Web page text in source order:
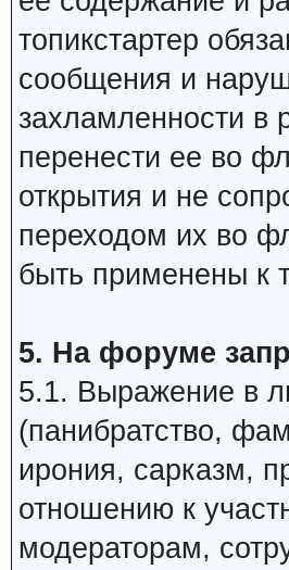
топикстартер
сообщения и
захламленности в
перенести ее во
открытия и не
переходом их во
быть применены к
5. На форуме
5.1. Выражение в
(панибратство,
ирония, сарказм,
отношению к
модераторам,